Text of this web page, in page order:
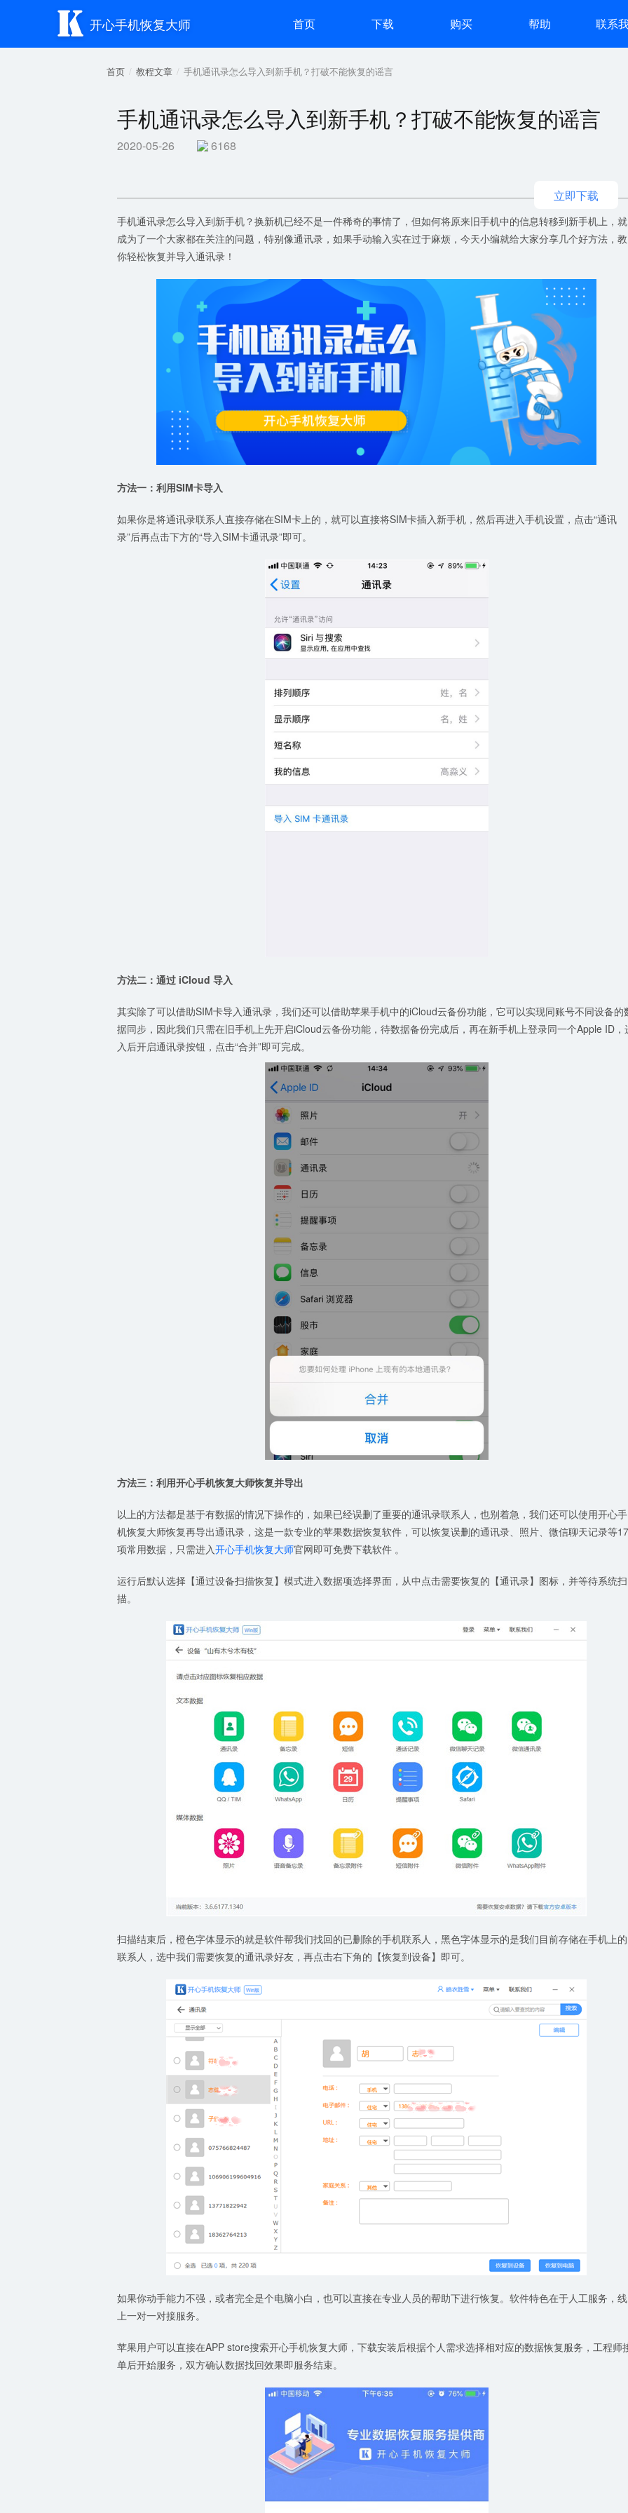
 开心手机恢复大师 首页 下载 购买 帮助 联系
首页 教程文章 手机通讯录怎么导入到新手机？打破不能恢复的谣言
手机通讯录怎么导入到新手机？打破不能恢复的谣言
2020-05-26 6168
立即下载
手机通讯录怎么导入到新手机？换新机已经不是一件稀奇的事情了，但如何将原来旧手机中的信息转移到新手机上，就
成为了一个大家都在关注的问题，特别像通讯录，如果手动输入实在过于麻烦，今天小编就给大家分享几个好方法，教
你轻松恢复并导入通讯录！
方法一：利用SIM卡导入
如果你是将通讯录联系人直接存储在SIM卡上的，就可以直接将SIM卡插入新手机，然后再进入手机设置，点击“通讯
录”后再点击下方的“导入SIM卡通讯录”即可。
方法二：通过 iCloud 导入
其实除了可以借助SIM卡导入通讯录，我们还可以借助苹果手机中的iCloud云备份功能，它可以实现同账号不同设备的
据同步，因此我们只需在旧手机上先开启iCloud云备份功能，待数据备份完成后，再在新手机上登录同一个Apple ID，
入后开启通讯录按钮，点击“合并”即可完成。
方法三：利用开心手机恢复大师恢复并导出
以上的方法都是基于有数据的情况下操作的，如果已经误删了重要的通讯录联系人，也别着急，我们还可以使用开心手
机恢复大师恢复再导出通讯录，这是一款专业的苹果数据恢复软件，可以恢复误删的通讯录、照片、微信聊天记录等17
项常用数据，只需进入开心手机恢复大师官网即可免费下载软件 。
运行后默认选择【通过设备扫描恢复】模式进入数据项选择界面，从中点击需要恢复的【通讯录】图标，并等待系统扫
描。
扫描结束后，橙色字体显示的就是软件帮我们找回的已删除的手机联系人，黑色字体显示的是我们目前存储在手机上的
联系人，选中我们需要恢复的通讯录好友，再点击右下角的【恢复到设备】即可。
如果你动手能力不强，或者完全是个电脑小白，也可以直接在专业人员的帮助下进行恢复。软件特色在于人工服务，线
上一对一对接服务。
苹果用户可以直接在APP store搜索开心手机恢复大师，下载安装后根据个人需求选择相对应的数据恢复服务，工程师
单后开始服务，双方确认数据找回效果即服务结束。